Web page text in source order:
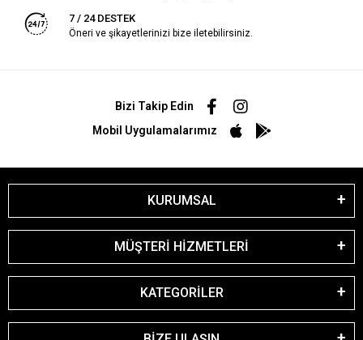
7 / 24 DESTEK
Öneri ve şikayetlerinizi bize iletebilirsiniz.
Bizi Takip Edin
Mobil Uygulamalarımız
KURUMSAL
MÜŞTERİ HİZMETLERİ
KATEGORİLER